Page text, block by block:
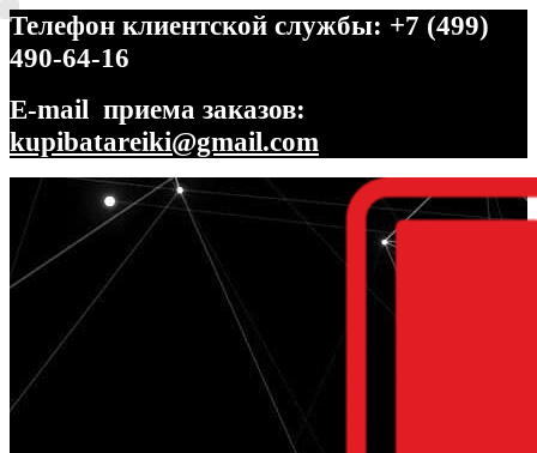
Телефон клиентской службы: +7 (499)
490-64-16
E-mail приема заказов:
kupibatareiki@gmail.com
Перейти
навигации
Перейти
содержимому